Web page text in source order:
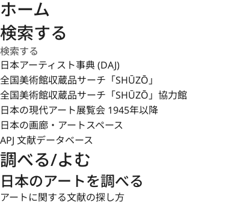
ホーム
検索する
日本アーティスト事典 (DAJ)
全国美術館収蔵品サーチ「SHŪZŌ」
全国美術館収蔵品サーチ「SHŪZŌ」協力館
日本の現代アート展覧会 1945年以降
日本の画廊・アートスペース
APJ 文献データベース
調べる/よむ
日本のアートを調べる
アートに関する文献の探し方